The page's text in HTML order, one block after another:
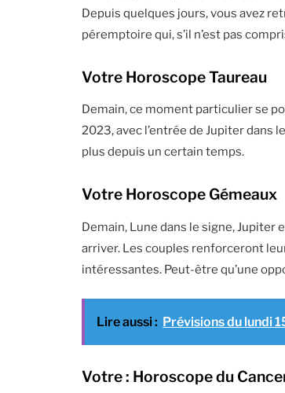
Depuis quelques jours, vous avez
péremptoire qui, s’il n’est pas
Votre Horoscope Taureau
Demain, ce moment particulier se
2023, avec l’entrée de Jupiter dans
plus depuis un certain temps.
Votre Horoscope Gémeaux
Demain, Lune dans le signe,
arriver. Les couples renforceront
intéressantes. Peut-être qu’une
Lire aussi : Prévisions du lundi
Votre : Horoscope du